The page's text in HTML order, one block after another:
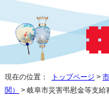
現在の位置： トップページ >
関）
> 岐阜市災害弔慰金等支給